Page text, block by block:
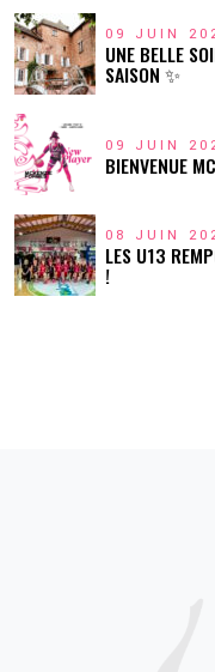
09 JUIN
UNE BELLE
SAISON ✨
09 JUIN
BIENVENUE
08 JUIN
LES U13
!